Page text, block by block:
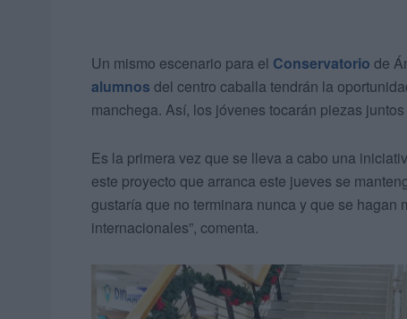
Un mismo escenario para el Conservatorio de
alumnos del centro caballa tendrán la
manchega. Así, los jóvenes tocarán piezas
Es la primera vez que se lleva a cabo una
este proyecto que arranca este jueves se
gustaría que no terminara nunca y que se
internacionales”, comenta.